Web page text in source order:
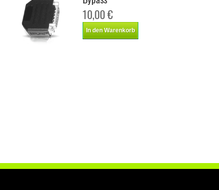
10,00 €
In den Warenkorb